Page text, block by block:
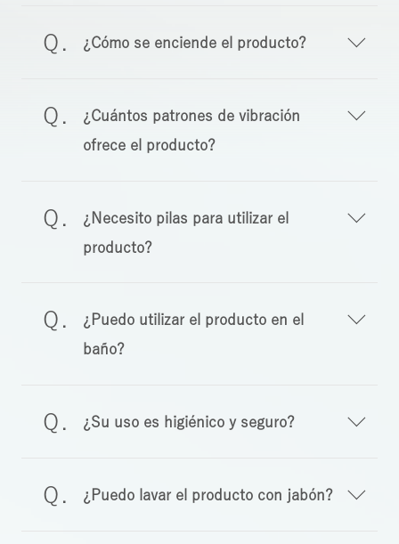
¿Cómo se enciende el producto?
¿Cuántos patrones de vibración
ofrece el producto?
¿Necesito pilas para utilizar el
producto?
¿Puedo utilizar el producto en el
baño?
¿Su uso es higiénico y seguro?
¿Puedo lavar el producto con jabón?